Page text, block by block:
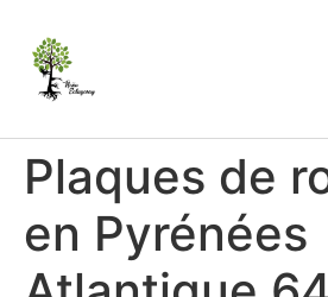
Plaques de
en Pyrénées